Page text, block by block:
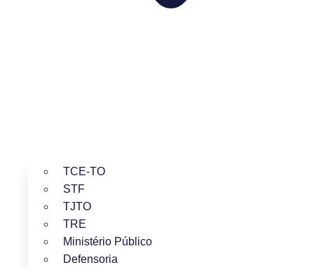
TCE-TO
STF
TJTO
TRE
Ministério Público
Defensoria